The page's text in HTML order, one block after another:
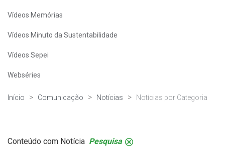
Vídeos Memórias
Vídeos Minuto da Sustentabilidade
Vídeos Sepei
Webséries
Início Comunicação Notícias Notícias por Categoria
Conteúdo com Notícia Pesquisa .